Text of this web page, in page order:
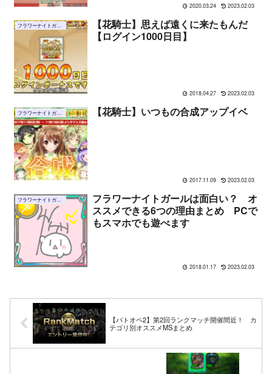
2020.03.24 2023.02.03
フラワーナイトガール
【花騎士】思えば遠くに来たもんだ
【ログイン1000日目】
2018.04.27 2023.02.03
フラワーナイトガール 【花騎士】いつもの合成アップイベ
2017.11.09 2023.02.03
フラワーナイトガール
フラワーナイトガールは面白い？ オ
ススメできる6つの理由まとめ PCで
もスマホでも遊べます
2018.01.17 2023.02.03
【バトオペ2】第2回ランクマッチ開催間近！ カ
テゴリ別オススメMSまとめ